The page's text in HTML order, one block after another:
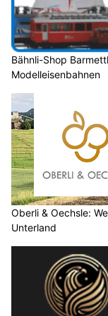
Bähnli-Shop
Modelleisenbahnen
Oberli & Oechsle:
Unterland